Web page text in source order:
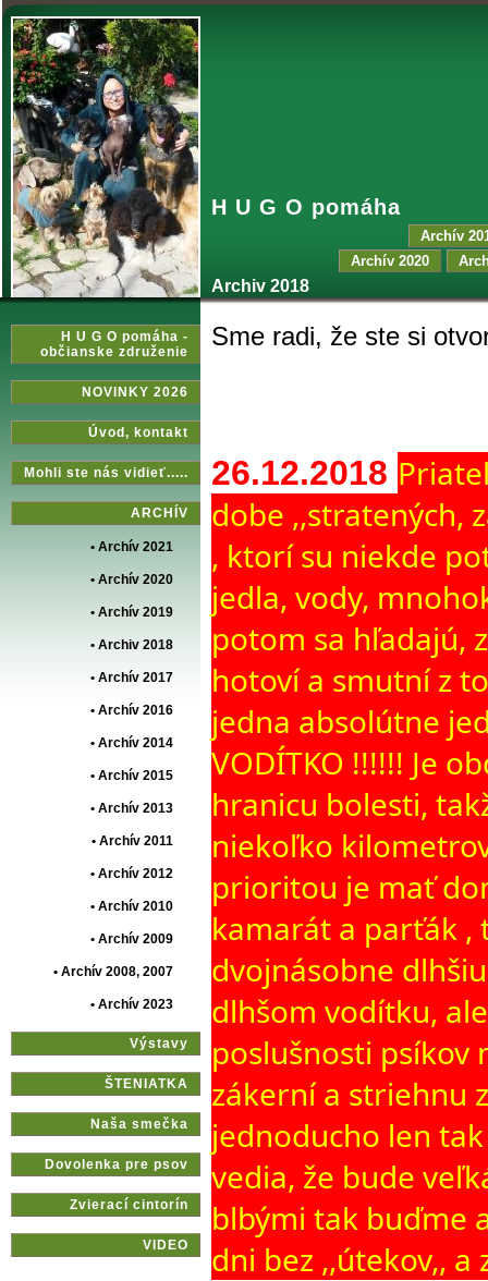
H U G O pomáha
Archiv 2018
Archív
Archív 2020
H U G O pomáha -
občianske združenie
NOVINKY 2026
Úvod‚ kontakt
Mohli ste nás vidieť.....
ARCHÍV
• Archív 2021
• Archív 2020
• Archív 2019
• Archiv 2018
• Archív 2017
• Archív 2016
• Archív 2014
• Archív 2015
• Archív 2013
• Archív 2011
• Archív 2012
• Archív 2010
• Archív 2009
• Archív 2008‚ 2007
• Archív 2023
Výstavy
ŠTENIATKA
Naša smečka
Dovolenka pre psov
Zvierací cintorín
VIDEO
Sme radi, že ste si
26.12.2018
dobe ,,stratených,
, ktorí su niekde
jedla, vody,
potom sa hľadajú,
hotoví a smutní z
jedna absolútne
VODÍTKO !!!!!! Je
hranicu bolesti,
niekoľko
prioritou je mať
kamarát a parťák ,
dvojnásobne
dlhšom vodítku,
poslušnosti psíkov
zákerní a striehnu
jednoducho len
vedia, že bude
blbými tak buďme
dni bez ,,útekov,, a